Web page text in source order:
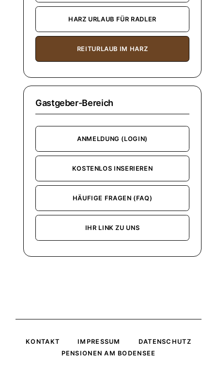
HARZ URLAUB FÜR RADLER
REITURLAUB IM HARZ
Gastgeber-Bereich
ANMELDUNG (LOGIN)
KOSTENLOS INSERIEREN
HÄUFIGE FRAGEN (FAQ)
IHR LINK ZU UNS
KONTAKT IMPRESSUM
DATENSCHUTZ
PENSIONEN AM BODENSEE